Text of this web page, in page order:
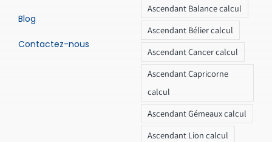
Blog
Contactez-nous
Ascendant Balance calcul
Ascendant Bélier calcul
Ascendant Cancer calcul
Ascendant Capricorne
calcul
Ascendant Gémeaux calcul
Ascendant Lion calcul